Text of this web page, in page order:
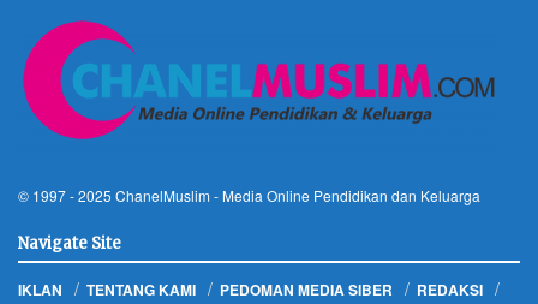
© 1997 - 2025 ChanelMuslim - Media Online Pendidikan dan Keluarga
Navigate Site
IKLAN TENTANG KAMI PEDOMAN MEDIA SIBER REDAKSI